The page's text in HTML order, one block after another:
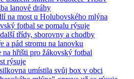
lanové dráhy
na most u Holubovského mlýna
fotbal se pomalu rýsuje
třídy, sborovny a chodby
a pád stromu na lanovku
na hřišti pro žákovský fotbal
rýsuje
umístila svůj box v obci